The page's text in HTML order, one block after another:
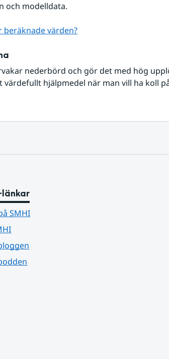
och modelldata.
värden?
nederbörd och gör det med hög
värdefullt hjälpmedel när man vill ha koll
SMHI